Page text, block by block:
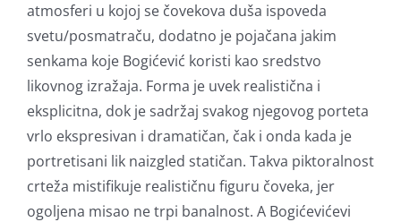
atmosferi u kojoj se čovekova duša ispoveda
svetu/posmatraču, dodatno je pojačana jakim
senkama koje Bogićević koristi kao sredstvo
likovnog izražaja. Forma je uvek realistična i
eksplicitna, dok je sadržaj svakog njegovog porteta
vrlo ekspresivan i dramatičan, čak i onda kada je
portretisani lik naizgled statičan. Takva piktoralnost
crteža mistifikuje realističnu figuru čoveka, jer
ogoljena misao ne trpi banalnost. A Bogićevićevi